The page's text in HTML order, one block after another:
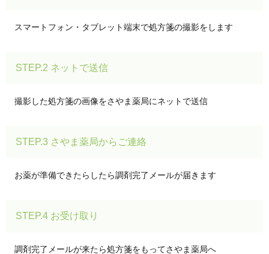
スマートフォン・タブレット端末で処方箋の撮影をします
STEP.2 ネットで送信
撮影した処方箋の画像をさやま薬局にネットで送信
STEP.3 さやま薬局からご連絡
お薬が準備できたらしたら調剤完了メールが届きます
STEP.4 お受け取り
調剤完了メールが来たら処方箋をもってさやま薬局へ